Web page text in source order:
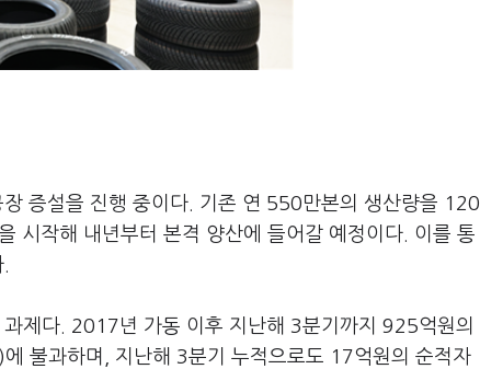
증설을 진행 중이다. 기존 연 550만본의 생산량을 120
시작해 내년부터 본격 양산에 들어갈 예정이다. 이를 통
제다. 2017년 가동 이후 지난해 3분기까지 925억원의
불과하며, 지난해 3분기 누적으로도 17억원의 순적자